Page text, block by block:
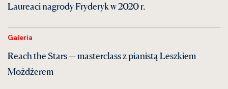
Laureaci nagrody Fryderyk w 2020 r.
Galeria
Reach the Stars — masterclass z pianistą Leszkiem
Możdżerem